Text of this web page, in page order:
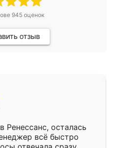
945оценок
отзыв
Ренессанс, осталась
всё быстро